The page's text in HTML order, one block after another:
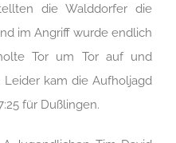
die Walddorfer die
im Angriff wurde endlich
Tor um Tor auf und
Leider kam die Aufholjagd
für Dußlingen.